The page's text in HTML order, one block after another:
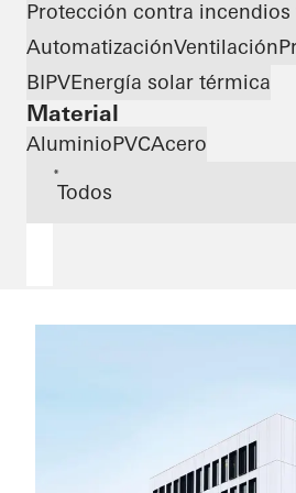
Protección contra
AutomatizaciónVentilación
BIPVEnergía solar térmica
Material
AluminioPVCAcero
*